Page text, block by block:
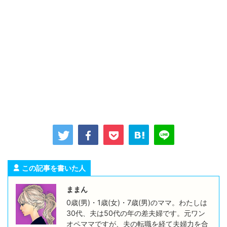
この記事を書いた人
ままん
0歳(男)・1歳(女)・7歳(男)のママ。わたしは
30代、夫は50代の年の差夫婦です。元ワン
オペママですが、夫の転職を経て夫婦力を合